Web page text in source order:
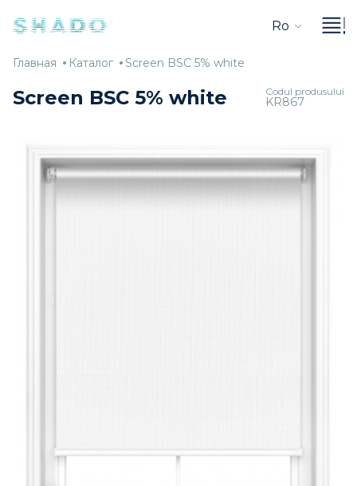
Ro
Главная Главная
КаталогКаталог
Screen
5%
Screen BSC 5% white
Screen BSC 5% white Codul produsului
KR867